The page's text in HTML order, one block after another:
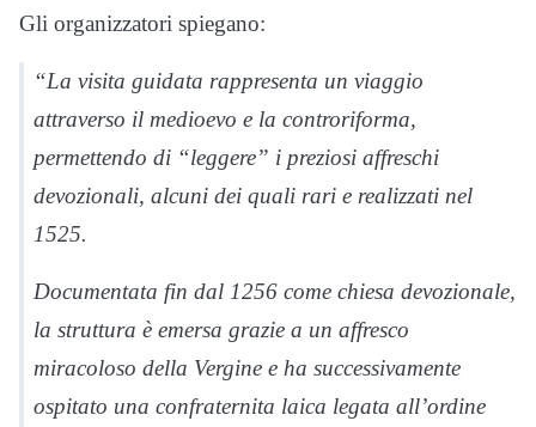
Gli organizzatori spiegano:
“La visita guidata rappresenta un viaggio
attraverso il medioevo e la controriforma,
permettendo di “leggere” i preziosi affreschi
devozionali, alcuni dei quali rari e realizzati nel
1525.
Documentata fin dal 1256 come chiesa devozionale,
la struttura è emersa grazie a un affresco
miracoloso della Vergine e ha successivamente
ospitato una confraternita laica legata all’ordine